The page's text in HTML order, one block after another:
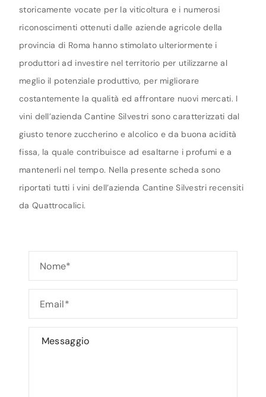
storicamente vocate per la viticoltura e i numerosi
riconoscimenti ottenuti dalle aziende agricole della
provincia di Roma hanno stimolato ulteriormente i
produttori ad investire nel territorio per utilizzarne al
meglio il potenziale produttivo, per migliorare
costantemente la qualità ed affrontare nuovi mercati. I
vini dell’azienda Cantine Silvestri sono caratterizzati dal
giusto tenore zuccherino e alcolico e da buona acidità
fissa, la quale contribuisce ad esaltarne i profumi e a
mantenerli nel tempo. Nella presente scheda sono
riportati tutti i vini dell’azienda Cantine Silvestri recensiti
da Quattrocalici.